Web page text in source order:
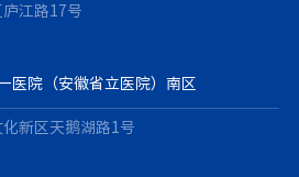
江路17号
医院（安徽省立医院）南区
新区天鹅湖路1号